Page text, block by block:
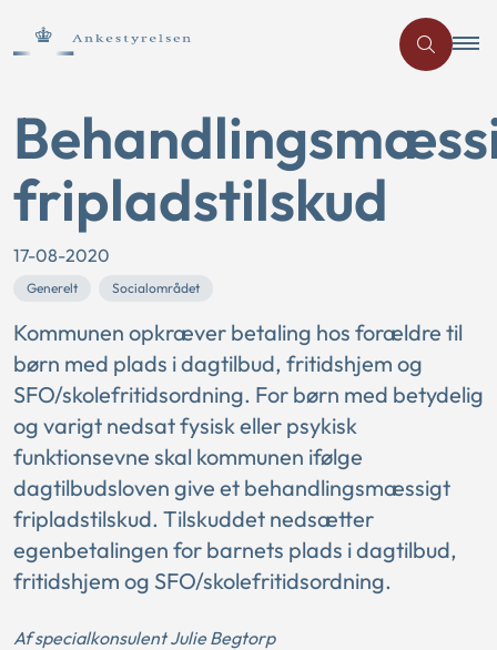
fripladstilskud
17-08-2020
Generelt Socialområdet
Kommunen opkræver betaling hos forældre til
børn med plads i dagtilbud, fritidshjem og
SFO/skolefritidsordning. For børn med betydelig
og varigt nedsat fysisk eller psykisk
funktionsevne skal kommunen ifølge
dagtilbudsloven give et behandlingsmæssigt
fripladstilskud. Tilskuddet nedsætter
egenbetalingen for barnets plads i dagtilbud,
fritidshjem og SFO/skolefritidsordning.
Af specialkonsulent Julie Begtorp